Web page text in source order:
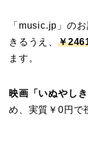
「music.jp」の
きるうえ、 ￥
ます。
映画「いぬやし
め、実質￥0円で